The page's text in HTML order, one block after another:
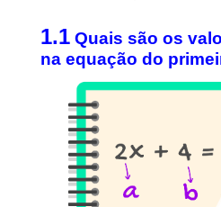
1.1Quais são os
na equação do